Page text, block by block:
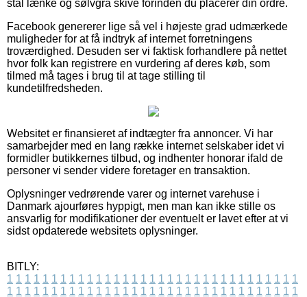
stål lænke og sølvgrå skive forinden du placerer din ordre.
Facebook genererer lige så vel i højeste grad udmærkede
muligheder for at få indtryk af internet forretningens
troværdighed. Desuden ser vi faktisk forhandlere på nettet
hvor folk kan registrere en vurdering af deres køb, som
tilmed må tages i brug til at tage stilling til
kundetilfredsheden.
Websitet er finansieret af indtægter fra annoncer. Vi har
samarbejder med en lang række internet selskaber idet vi
formidler butikkernes tilbud, og indhenter honorar ifald de
personer vi sender videre foretager en transaktion.
Oplysninger vedrørende varer og internet varehuse i
Danmark ajourføres hyppigt, men man kan ikke stille os
ansvarlig for modifikationer der eventuelt er lavet efter at vi
sidst opdaterede websitets oplysninger.
BITLY:
1 1 1 1 1 1 1 1 1 1 1 1 1 1 1 1 1 1 1 1 1 1 1 1 1 1 1 1 1 1 1 1 1
1 1 1 1 1 1 1 1 1 1 1 1 1 1 1 1 1 1 1 1 1 1 1 1 1 1 1 1 1 1 1 1 1